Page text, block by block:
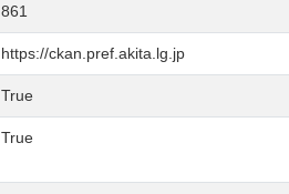
861
https://ckan.pref.akita.lg.jp
True
True